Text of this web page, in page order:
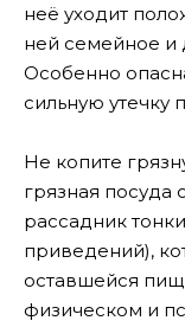
неё уходит
ней семейное и
Особенно
сильную утечку
Не копите
грязная
рассадник
приведений),
оставшейся
физическом и